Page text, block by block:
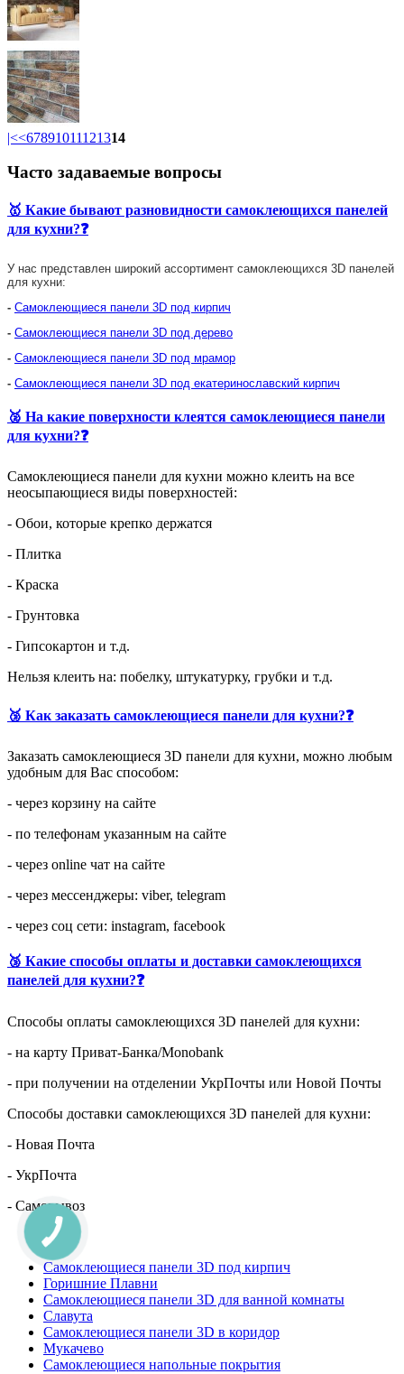
|<<67891011121314
Часто задаваемые вопросы
🥇 Какие бывают разновидности самоклеющихся панелей
для кухни?❓
У нас представлен широкий ассортимент самоклеющихся 3D панелей
для кухни:
- Самоклеющиеся панели 3D под кирпич
- Самоклеющиеся панели 3D под дерево
- Самоклеющиеся панели 3D под мрамор
- Самоклеющиеся панели 3D под екатеринославский кирпич
🥈 На какие поверхности клеятся самоклеющиеся панели
для кухни?❓
Самоклеющиеся панели для кухни можно клеить на все
неосыпающиеся виды поверхностей:
- Обои, которые крепко держатся
- Плитка
- Краска
- Грунтовка
- Гипсокартон и т.д.
Нельзя клеить на: побелку, штукатурку, грубки и т.д.
🥉 Как заказать самоклеющиеся панели для кухни?❓
Заказать самоклеющиеся 3D панели для кухни, можно любым
удобным для Вас способом:
- через корзину на сайте
- по телефонам указанным на сайте
- через online чат на сайте
- через мессенджеры: viber, telegram
- через соц сети: instagram, facebook
🥉 Какие способы оплаты и доставки самоклеющихся
панелей для кухни?❓
Способы оплаты самоклеющихся 3D панелей для кухни:
- на карту Приват-Банка/Monobank
- при получении на отделении УкрПочты или Новой Почты
Способы доставки самоклеющихся 3D панелей для кухни:
- Новая Почта
- УкрПочта
- Самовывоз
Самоклеющиеся панели 3D под кирпич
Горишние Плавни
Самоклеющиеся панели 3D для ванной комнаты
Славута
Самоклеющиеся панели 3D в коридор
Мукачево
Самоклеющиеся напольные покрытия